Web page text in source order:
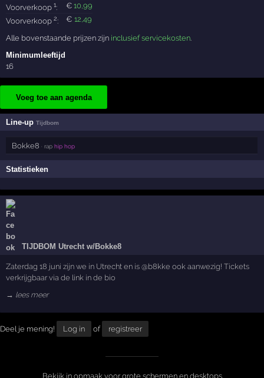
Voorverkoop1: €10 ,99
Voorverkoop2: € 12 ,49
Alle bovenstaande prijzen zijn inclusief servicekosten
Minimumleeftijd
16
Voeg toe aan agenda
Line-upTijdbom
Bokke8 · rap hip hop
Statistieken
TIJDBOM Utrecht w/Bokke8
Zaterdag 18 juni zijn we in Utrecht en is @b8kke ook aanwezig! Tickets
verkrijgbaar via de link in de bio
→ lees meer
Deel je mening! Log in of registreer
Bekijk in opmaak voor grote schermen en desktops